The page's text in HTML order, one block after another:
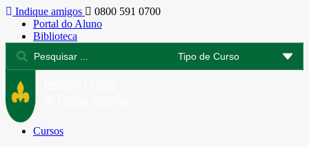
Indique amigos
0800 591 0700
Portal do Aluno
Biblioteca
Cursos